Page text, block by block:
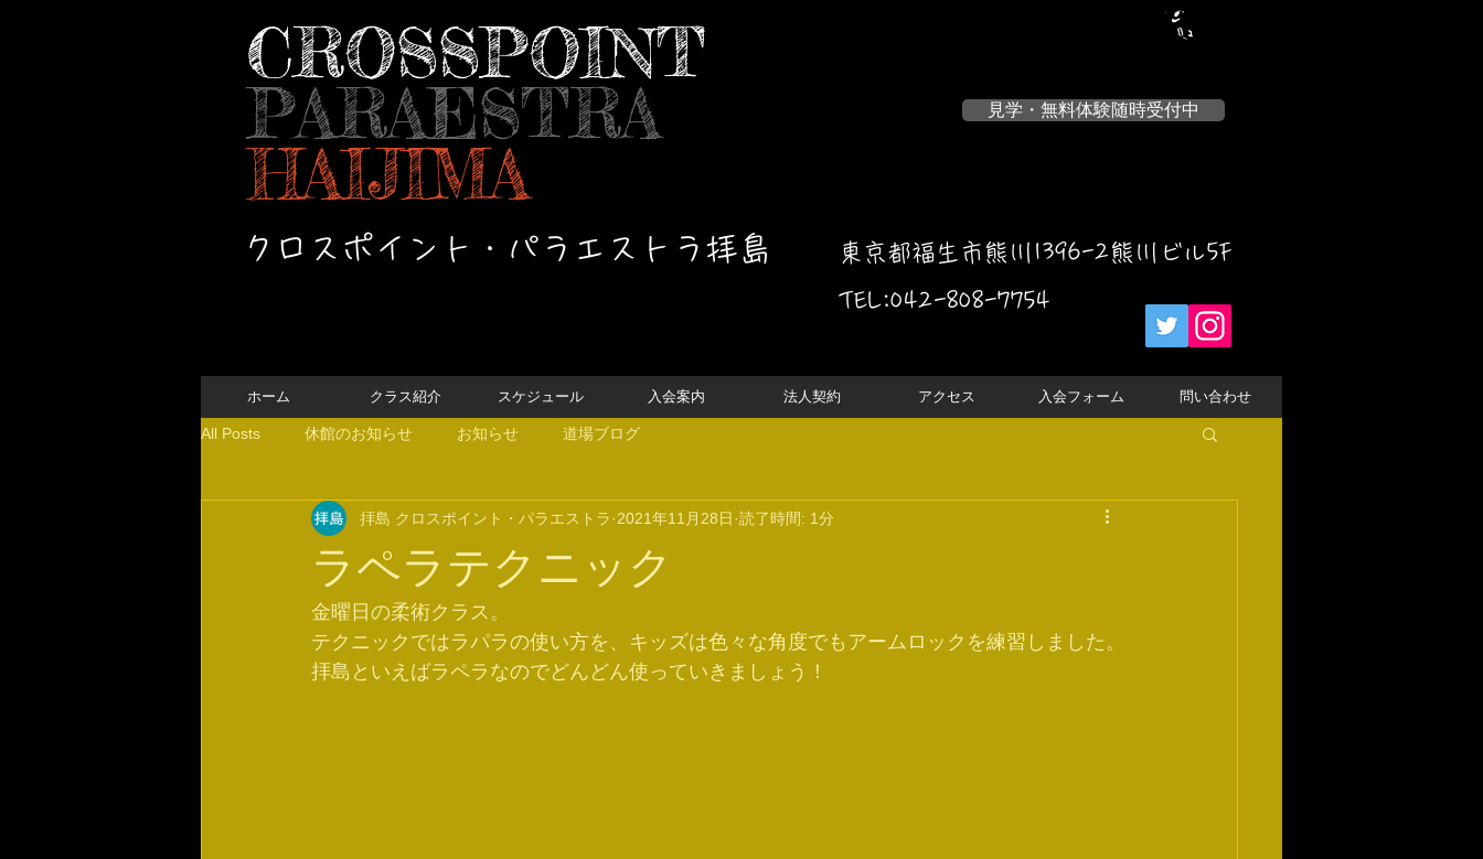
CROSSPOINT
PARAESTRA
HAIJIMA
見学・無料体験随時受付中
クロスポイント・パラエストラ拝島
東京都福生市熊川1396-2熊川ビル5F
TEL:042-808-7754
ホーム クラス紹介 スケジュール 入会案内 法人契約 アクセス 入会フォーム 問い合わせ
All Posts 休館のお知らせ お知らせ 道場ブログ
ラペラテクニック
拝島 クロスポイント・パラエストラ 2021年11月28日 読了時間: 1分
金曜日の柔術クラス。
テクニックではラパラの使い方を、キッズは色々な角度でもアームロックを練習しました。
拝島といえばラペラなのでどんどん使っていきましょう！